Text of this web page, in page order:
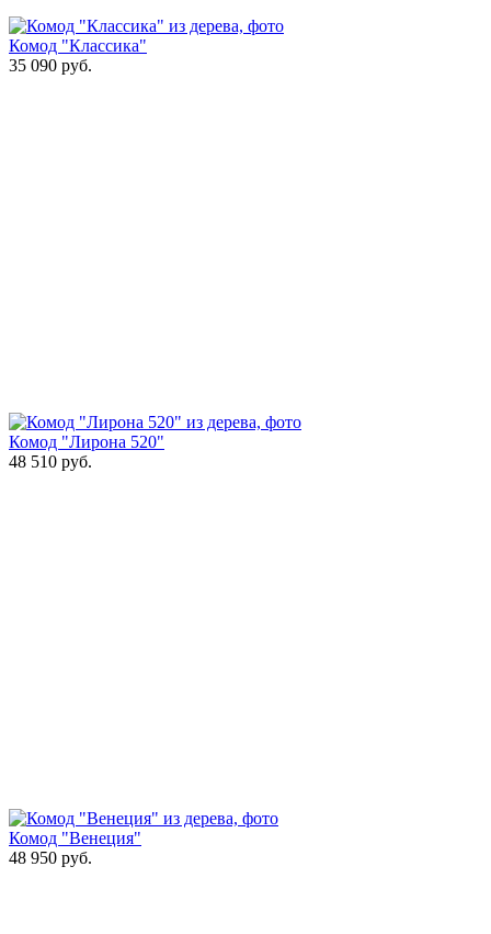
Комод "Классика"
35 090 руб.
Комод "Лирона 520"
48 510 руб.
Комод "Венеция"
48 950 руб.